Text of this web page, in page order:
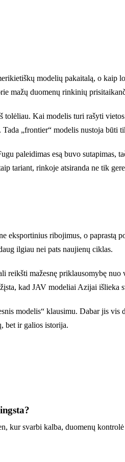
modelių pakaitalą, o
mažų duomenų rinkinių
Kai modelis turi rašyti
„frontier“ modelis nustoja būti
paleidimas esą buvo
tariant, rinkoje atsiranda ne tik
eksportinius ribojimus, o
ilgiau nei pats naujienų ciklas.
mažesnę priklausomybę
kad JAV modeliai Azijai
modelis“ klausimu. Dabar jis
bet ir galios istorija.
kur svarbi kalba, duomenų